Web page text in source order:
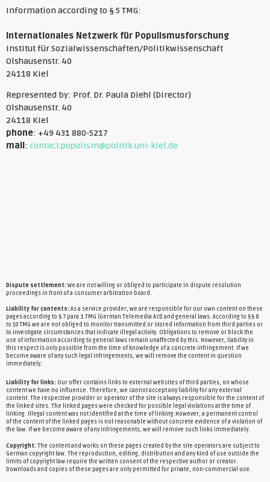
Information according to § 5 TMG:
Internationales Netzwerk für Populismusforschung
Institut für Sozialwissenschaften/Politikwissenschaft
Olshausenstr. 40
24118 Kiel
Represented by: Prof. Dr. Paula Diehl (Director)
Olshausenstr. 40
24118 Kiel
phone: +49 431 880-5217
mail: contact.populism@politik.uni-kiel.de
Dispute settlement:We are not willing or obliged to participate in dispute resolution
proceedings in front of a consumer arbitration board.
Liability for contents:As a service provider, we are responsible for our own content on these
pages according to § 7 para.1 TMG (German Telemedia Act) and general laws. According to §§ 8
to 10 TMG we are not obliged to monitor transmitted or stored information from third parties or
to investigate circumstances that indicate illegal activity. Obligations to remove or block the
use of information according to general laws remain unaffected by this. However, liability in
this respect is only possible from the time of knowledge of a concrete infringement. If we
become aware of any such legal infringements, we will remove the content in question
immediately.
Liability for links: Our offer contains links to external websites of third parties, on whose
content we have no influence. Therefore, we cannot accept any liability for any external
content. The respective provider or operator of the site is always responsible for the content of
the linked sites. The linked pages were checked for possible legal violations at the time of
linking. Illegal content was not identified at the time of linking.However, a permanent control
of the content of the linked pages is not reasonable without concrete evidence of a violation of
the law. If we become aware of any infringements, we will remove such links immediately.
Copyright:The content and works on these pages created by the site operators are subject to
German copyright law. The reproduction, editing, distribution and any kind of use outside the
limits of copyright law require the written consent of the respective author or creator.
Downloads and copies of these pages are only permitted for private, non-commercial use.